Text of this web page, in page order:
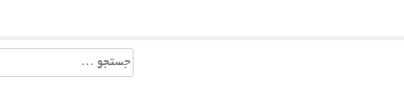
جستجو
برای: